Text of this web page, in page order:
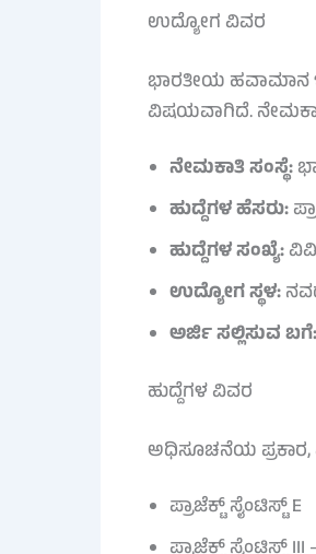
ಉದ್ಯೋಗ ವಿವರ
ಭಾರತೀಯ ಹವಾಮಾನ
ವಿಷಯವಾಗಿದೆ.
ನೇಮಕಾತಿ ಸಂಸ್ಥೆ:
ಹುದ್ದೆಗಳ ಹೆಸರು:
ಹುದ್ದೆಗಳ ಸಂಖ್ಯೆ:
ಉದ್ಯೋಗ ಸ್ಥಳ:
ಅರ್ಜಿ ಸಲ್ಲಿಸುವ ಬಗೆ:
ಹುದ್ದೆಗಳ ವಿವರ
ಅಧಿಸೂಚನೆಯ ಪ್ರಕಾರ,
ಪ್ರಾಜೆಕ್ಟ್ ಸೈಂಟಿಸ್ಟ್ E